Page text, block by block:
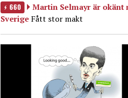
660
Martin Selmayr är okänt
Sverige Fått stor makt